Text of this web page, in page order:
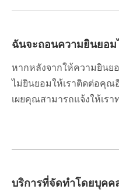
ฉันจะถอนความยินยอม
หากหลังจากให้ความยินย
ไม่ยินยอมให้เราติดต่อคุณ
เผยคุณสามารถแจ้งให้เรา
บริการที่จัดทำโดยบุคค